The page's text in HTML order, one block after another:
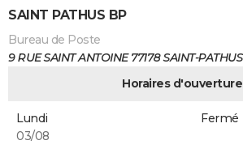
SAINT PATHUS BP
Bureau de Poste
9 RUE SAINT ANTOINE 77178 SAINT-PATHUS
Horaires d'ouverture
Lundi
03/08
Fermé